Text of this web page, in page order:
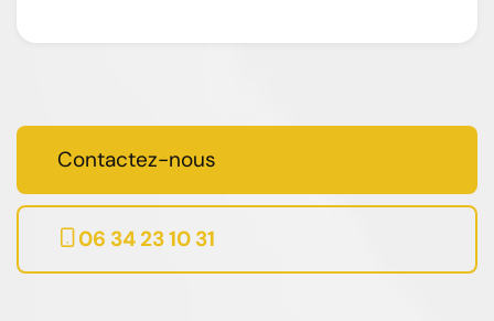
Contactez-nous
06 34 23 10 31